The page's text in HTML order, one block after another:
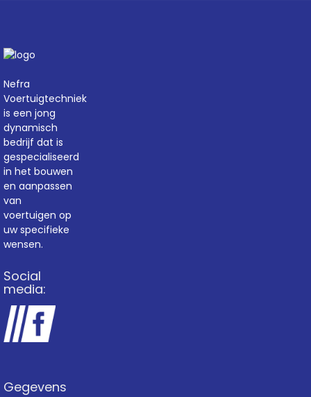
Nefra
Voertuigtechniek
is een jong
dynamisch
bedrijf dat is
gespecialiseerd
in het bouwen
en aanpassen
van
voertuigen op
uw specifieke
wensen.
Social
media:
Gegevens